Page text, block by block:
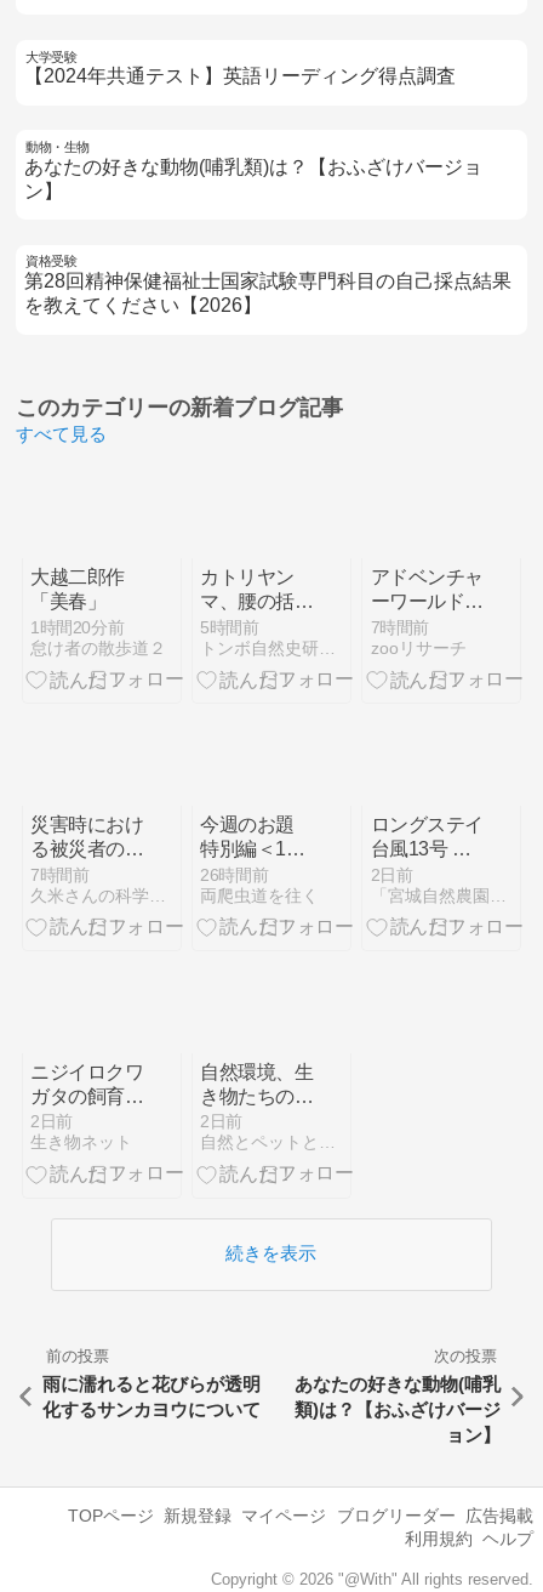
大学受験
【2024年共通テスト】英語リーディング得点調査
動物・生物
あなたの好きな動物(哺乳類)は？【おふざけバージョ
ン】
資格受験
第28回精神保健福祉士国家試験専門科目の自己採点結果
を教えてください【2026】
このカテゴリーの新着ブログ記事
すべて見る
大越二郎作
「美春」
1時間20分前
怠け者の散歩道２
カトリヤン
マ、腰の括れ
は半端ない。
アオモンイト
トンボとリス
5時間前
アドベンチャ
ーワールドの
割引まとめ
【2026年最
新】子どもは
7時間前
zooリサーチ
災害時におけ
る被災者の
QOL向上に向
けた提言
7時間前
今週のお題
特別編＜10
年後のわたし
へ「おたよ
り」を＞
26時間前
両爬虫道を往く
ロングステイ
台風13号 母
島での爪痕
2日前
ニジイロクワ
ガタの飼育方
法！必要なも
のや餌・飼い
方を解説！
2日前
生き物ネット
自然環境、生
き物たちの三
大○○一覧
2日前
自然とペットとアラフォー野郎と
続きを表示
前の投票
雨に濡れると花びらが透明
化するサンカヨウについて
次の投票
あなたの好きな動物(哺乳
類)は？【おふざけバージ
ョン】
TOPページ 新規登録 マイページ ブログリーダー
広告掲載
利用規約 ヘルプ
Copyright © 2026 "@With" All rights reserved.